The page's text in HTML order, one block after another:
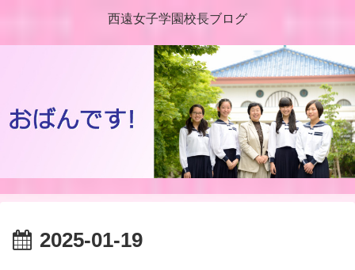
西遠女子学園校長ブログ
2025-01-19